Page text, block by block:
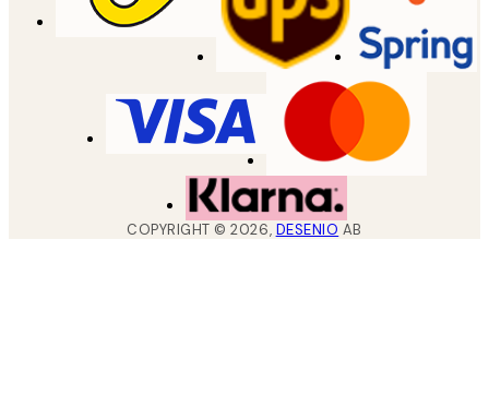
COPYRIGHT ©2026, DESENIO AB